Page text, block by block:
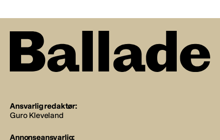
Ansvarlig redaktør:
Guro Kleveland
Annonseansvarlig: